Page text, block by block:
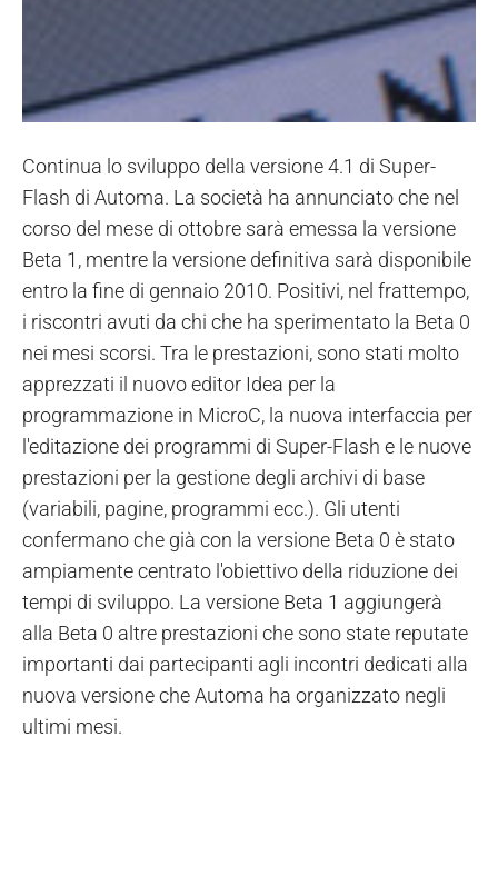
Continua lo sviluppo della versione 4.1 di Super-
Flash di Automa. La società ha annunciato che nel
corso del mese di ottobre sarà emessa la versione
Beta 1, mentre la versione definitiva sarà disponibile
entro la fine di gennaio 2010. Positivi, nel frattempo,
i riscontri avuti da chi che ha sperimentato la Beta 0
nei mesi scorsi. Tra le prestazioni, sono stati molto
apprezzati il nuovo editor Idea per la
programmazione in MicroC, la nuova interfaccia per
l'editazione dei programmi di Super-Flash e le nuove
prestazioni per la gestione degli archivi di base
(variabili, pagine, programmi ecc.). Gli utenti
confermano che già con la versione Beta 0 è stato
ampiamente centrato l'obiettivo della riduzione dei
tempi di sviluppo. La versione Beta 1 aggiungerà
alla Beta 0 altre prestazioni che sono state reputate
importanti dai partecipanti agli incontri dedicati alla
nuova versione che Automa ha organizzato negli
ultimi mesi.